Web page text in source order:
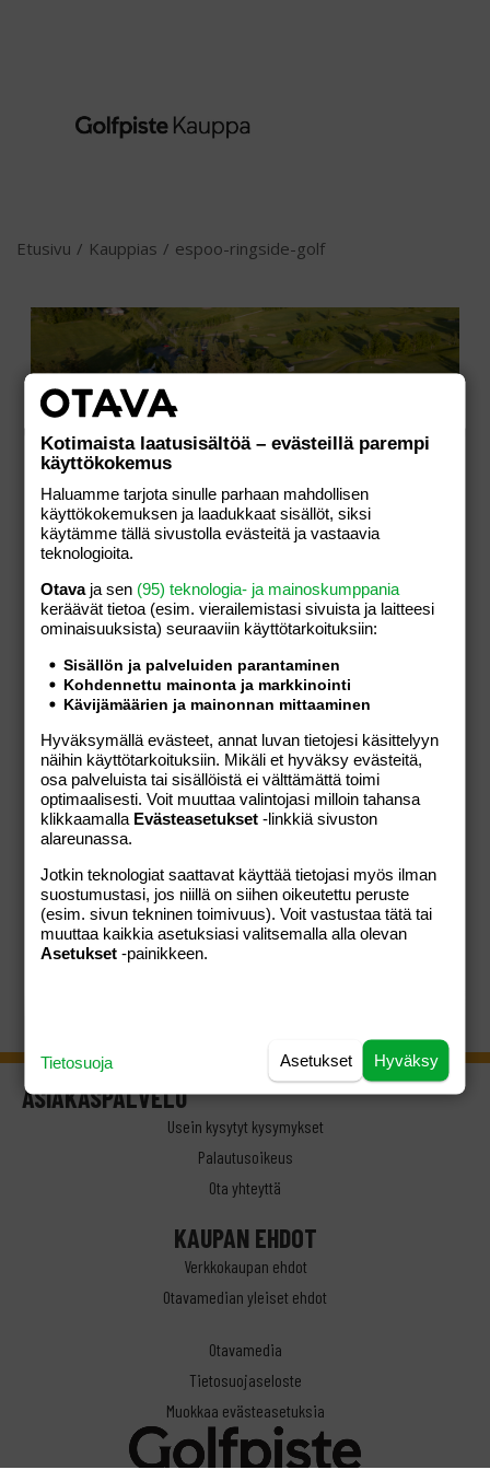
Etusivu / Kauppias / espoo-ringside-golf
Espoo Ringside Golf
Nurmikartanontie 5, Espoo, Uusimaa,
+358105013100
Tällä kauppiaalla ei ole tällä hetkellä tuotteita
myynnissä verkkokaupassamme.
Otavamedia
Tietosuojaseloste
Muokkaa evästeasetuksia
KAUPAN EHDOT
Verkkokaupan ehdot
Otavamedian yleiset ehdot
ASIAKASPALVELU
Usein kysytyt kysymykset
Palautusoikeus
Ota yhteyttä
Kotimaista laatusisältöä – evästeillä parempi
käyttökokemus
Haluamme tarjota sinulle parhaan mahdollisen
käyttökokemuksen ja laadukkaat sisällöt, siksi
käytämme tällä sivustolla evästeitä ja vastaavia
teknologioita.
Otavaja sen (95) teknologia- ja mainoskumppania
keräävät tietoa (esim. vierailemis­tasi sivuista ja laitteesi
ominaisuuk­sista) seuraaviin käyttötarkoituksiin:
Sisällön ja palveluiden parantaminen
Kohdennettu mainonta ja markkinointi
Kävijämäärien ja mainonnan mittaaminen
Hyväksymällä evästeet, annat luvan tietojesi käsittelyyn
näihin käyttötarkoituksiin. Mikäli et hyväksy evästeitä,
osa palveluista tai sisällöistä ei välttämättä toimi
optimaalisesti. Voit muuttaa valintojasi milloin tahansa
klikkaamalla Evästeasetukset -linkkiä sivuston
alareunassa.
Jotkin teknologiat saattavat käyttää tietojasi myös ilman
suostumustasi, jos niillä on siihen oikeutettu peruste
(esim. sivun tekninen toimivuus). Voit vastustaa tätä tai
muuttaa kaikkia asetuksiasi valitsemalla alla olevan
Asetukset -painikkeen.
Hyväksy
Asetukset
Tietosuoja